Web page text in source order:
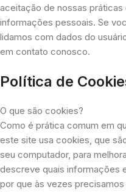
aceitação de nossas
informações pessoais. Se
lidamos com dados do
em contato conosco.
Política de
O que são cookies?
Como é prática comum em
este site usa cookies, que
seu computador, para
descreve quais informações
por que às vezes